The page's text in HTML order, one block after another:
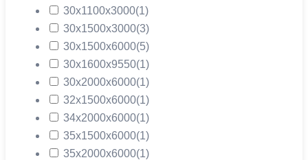
30х1100х3000(1)
30х1500х3000(3)
30х1500х6000(5)
30х1600х9550(1)
30х2000х6000(1)
32х1500х6000(1)
34х2000х6000(1)
35х1500х6000(1)
35х2000х6000(1)